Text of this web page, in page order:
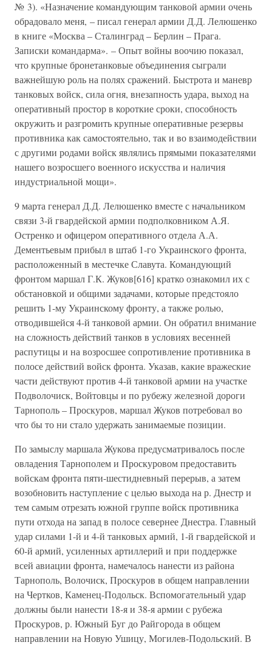
№ 3). «Назначение командующим танковой армии очень
обрадовало меня, – писал генерал армии Д.Д. Лелюшенко
в книге «Москва – Сталинград – Берлин – Прага.
Записки командарма». – Опыт войны воочию показал,
что крупные бронетанковые объединения сыграли
важнейшую роль на полях сражений. Быстрота и маневр
танковых войск, сила огня, внезапность удара, выход на
оперативный простор в короткие сроки, способность
окружить и разгромить крупные оперативные резервы
противника как самостоятельно, так и во взаимодействии
с другими родами войск являлись прямыми показателями
нашего возросшего военного искусства и наличия
индустриальной мощи».
9 марта генерал Д.Д. Лелюшенко вместе с начальником
связи 3-й гвардейской армии подполковником А.Я.
Остренко и офицером оперативного отдела А.А.
Дементьевым прибыл в штаб 1-го Украинского фронта,
расположенный в местечке Славута. Командующий
фронтом маршал Г.К. Жуков[616] кратко ознакомил их с
обстановкой и общими задачами, которые предстояло
решить 1-му Украинскому фронту, а также ролью,
отводившейся 4-й танковой армии. Он обратил внимание
на сложность действий танков в условиях весенней
распутицы и на возросшее сопротивление противника в
полосе действий войск фронта. Указав, какие вражеские
части действуют против 4-й танковой армии на участке
Подволочиск, Войтовцы и по рубежу железной дороги
Тарнополь – Проскуров, маршал Жуков потребовал во
что бы то ни стало удержать занимаемые позиции.
По замыслу маршала Жукова предусматривалось после
овладения Тарнополем и Проскуровом предоставить
войскам фронта пяти-шестидневный перерыв, а затем
возобновить наступление с целью выхода на р. Днестр и
тем самым отрезать южной группе войск противника
пути отхода на запад в полосе севернее Днестра. Главный
удар силами 1-й и 4-й танковых армий, 1-й гвардейской и
60-й армий, усиленных артиллерий и при поддержке
всей авиации фронта, намечалось нанести из района
Тарнополь, Волочиск, Проскуров в общем направлении
на Чертков, Каменец-Подольск. Вспомогательный удар
должны были нанести 18-я и 38-я армии с рубежа
Проскуров, р. Южный Буг до Райгорода в общем
направлении на Новую Ушицу, Могилев-Подольский. В